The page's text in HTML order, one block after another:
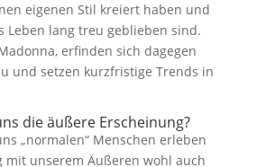
eigenen Stil kreiert haben und
Leben lang treu geblieben sind.
erfinden sich dagegen
und setzen kurzfristige Trends in
die äußere Erscheinung?
„normalen“ Menschen erleben
mit unserem Äußeren wohl auch